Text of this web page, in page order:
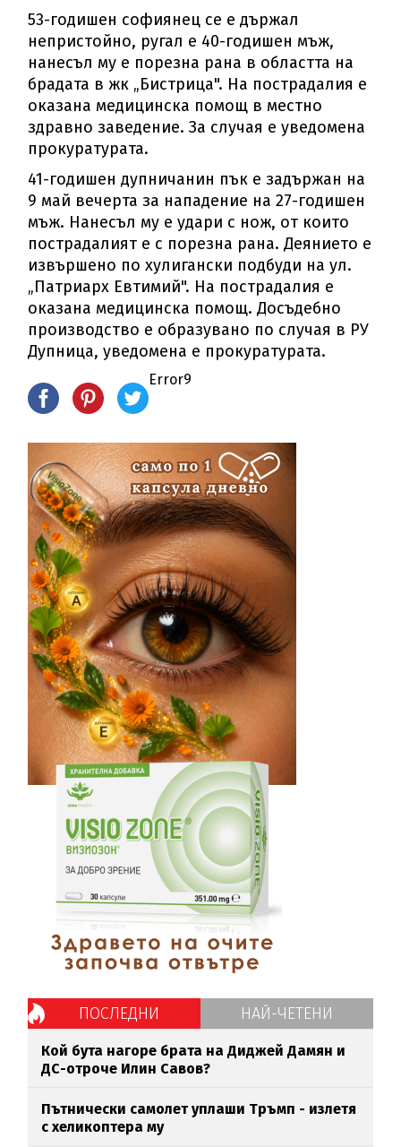
53-годишен софиянец се е държал
непристойно, ругал е 40-годишен мъж,
нанесъл му е порезна рана в областта на
брадата в жк „Бистрица". На пострадалия е
оказана медицинска помощ в местно
здравно заведение. За случая е уведомена
прокуратурата.
41-годишен дупничанин пък е задържан на
9 май вечерта за нападение на 27-годишен
мъж. Нанесъл му е удари с нож, от които
пострадалият е с порезна рана. Деянието е
извършено по хулигански подбуди на ул.
„Патриарх Евтимий". На пострадалия е
оказана медицинска помощ. Досъдебно
производство е образувано по случая в РУ
Дупница, уведомена е прокуратурата.
Error9
ПОСЛЕДНИ НАЙ-ЧЕТЕНИ
Кой бута нагоре брата на Диджей Дамян и
ДС-отроче Илин Савов?
Пътнически самолет уплаши Тръмп - излетя
с хеликоптера му